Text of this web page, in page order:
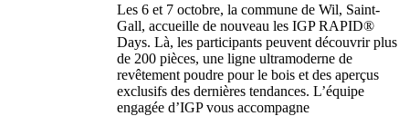
Les 6 et 7 octobre, la commune de Wil, Saint-
Gall, accueille de nouveau les IGP RAPID®
Days. Là, les participants peuvent découvrir plus
de 200 pièces, une ligne ultramoderne de
revêtement poudre pour le bois et des aperçus
exclusifs des dernières tendances. L’équipe
engagée d’IGP vous accompagne